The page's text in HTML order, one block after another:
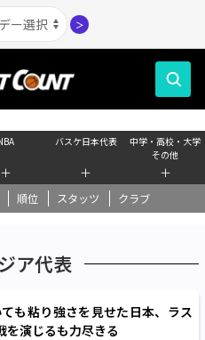
＞
＋
バスケ日本代表
＋
中学・高校・大学
その他
＋
順位 スタッツ クラブ
ア代表
も粘り強さを見せた日本、ラス
を演じるも力尽きる